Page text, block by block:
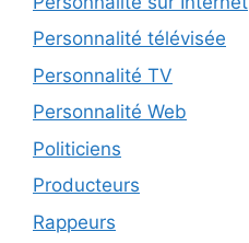
Personnalité télévisée
Personnalité TV
Personnalité Web
Politiciens
Producteurs
Rappeurs